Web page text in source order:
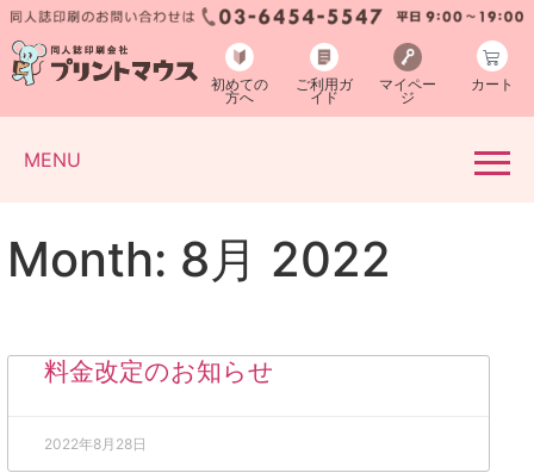
初めての
方へ
ご利用ガ
イド
マイペー
ジ
カート
MENU
Month: 8月 2022
料金改定のお知らせ
2022年8月28日